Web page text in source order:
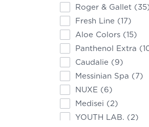
Roger & Gallet
Fresh Line (17)
Aloe Colors (15)
Panthenol Extra
Caudalie (9)
Messinian Spa (7)
NUXE (6)
Medisei (2)
YOUTH LAB. (2)